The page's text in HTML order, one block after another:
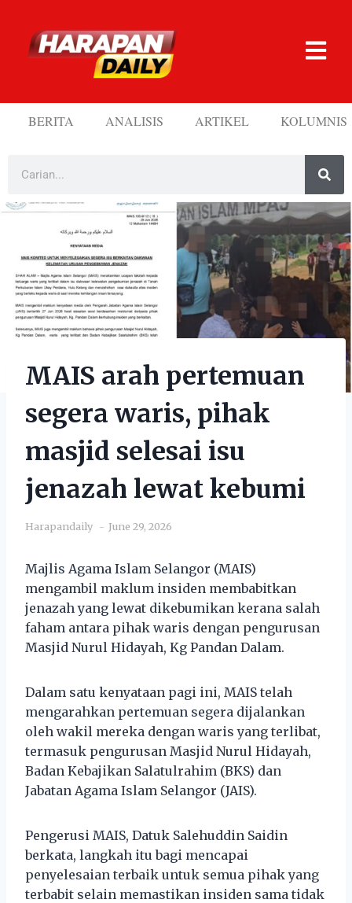
BERITA ANALISIS ARTIKEL KOLUMNIS
MAIS arah pertemuan
segera waris, pihak
masjid selesai isu
jenazah lewat kebumi
Harapandaily June 29, 2026
Majlis Agama Islam Selangor (MAIS)
mengambil maklum insiden membabitkan
jenazah yang lewat dikebumikan kerana salah
faham antara pihak waris dengan pengurusan
Masjid Nurul Hidayah, Kg Pandan Dalam.
Dalam satu kenyataan pagi ini, MAIS telah
mengarahkan pertemuan segera dijalankan
oleh wakil mereka dengan waris yang terlibat,
termasuk pengurusan Masjid Nurul Hidayah,
Badan Kebajikan Salatulrahim (BKS) dan
Jabatan Agama Islam Selangor (JAIS).
Pengerusi MAIS, Datuk Salehuddin Saidin
berkata, langkah itu bagi mencapai
penyelesaian terbaik untuk semua pihak yang
terbabit selain memastikan insiden sama tidak